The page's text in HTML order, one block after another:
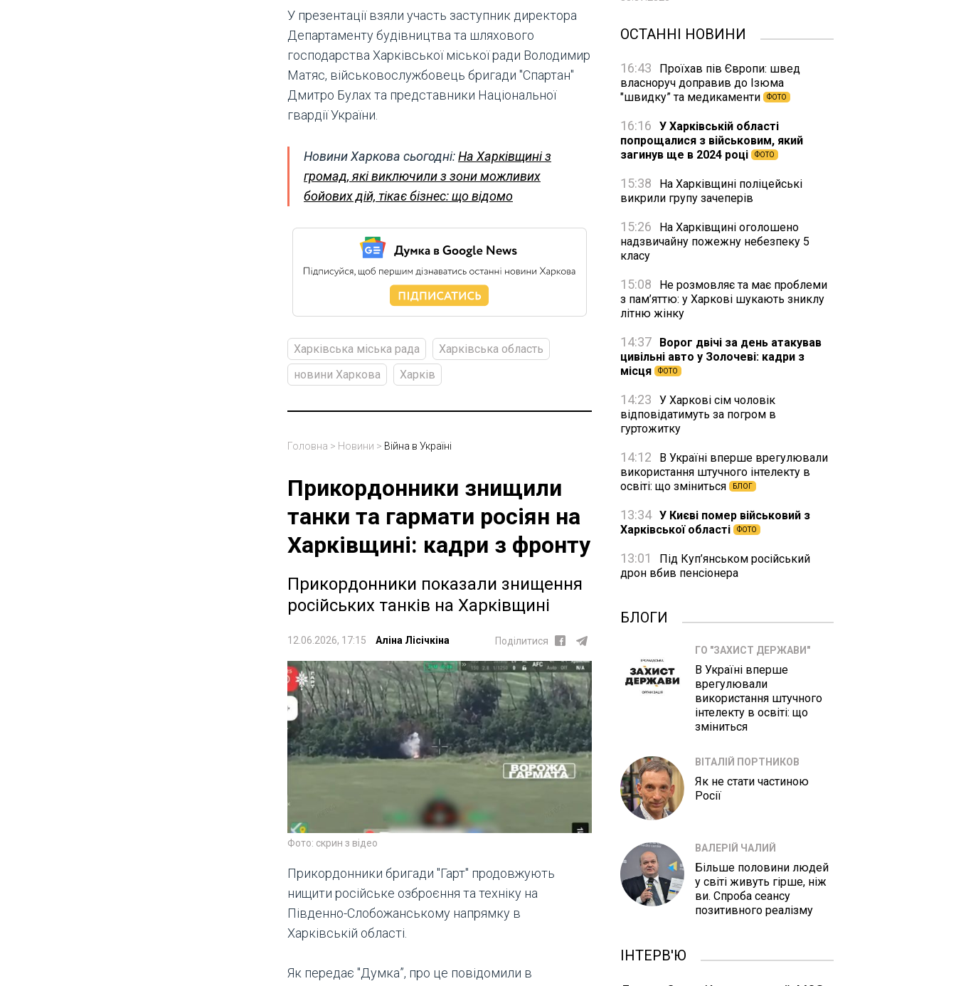
У презентації взяли участь заступник директора
Департаменту будівництва та шляхового
господарства Харківської міської ради Володимир
Матяс, військовослужбовець бригади "Спартан"
Дмитро Булах та представники Національної
гвардії України.
Новини Харкова сьогодні:На Харківщині з
громад, які виключили з зони можливих
бойових дій, тікає бізнес: що відомо
Харківська міська рада
Харківська область
новини Харкова
Харків
Головна > Новини > Війна в Україні
Прикордонники знищили
танки та гармати росіян на
Харківщині: кадри з фронту
Прикордонники показали знищення
російських танків на Харківщині
12.06.2026, 17:15 Аліна Лісічкіна Поділитися
Фото: скрин з відео
Прикордонники бригади "Гарт" продовжують
нищити російське озброєння та техніку на
Південно-Слобожанському напрямку в
Харківській області.
Як передає "Думка”, про це повідомили в
ОСТАННІ НОВИНИ
16:43
Проїхав пів Європи: швед
власноруч доправив до Ізюма
"швидку” та медикаменти
ФОТО
16:16
У Харківській області
попрощалися з військовим, який
загинув ще в 2024 році
ФОТО
15:38
На Харківщині поліцейські
викрили групу зачеперів
15:26
На Харківщині оголошено
надзвичайну пожежну небезпеку 5
класу
15:08
Не розмовляє та має проблеми
з пам’яттю: у Харкові шукають зниклу
літню жінку
14:37
Ворог двічі за день атакував
цивільні авто у Золочеві: кадри з
місця
ФОТО
14:23
У Харкові сім чоловік
відповідатимуть за погром в
гуртожитку
14:12
В Україні вперше врегулювали
використання штучного інтелекту в
освіті: що зміниться
БЛОГ
13:34 У Києві помер військовий з
Харківської області
ФОТО
13:01
Під Куп’янськом російський
дрон вбив пенсіонера
БЛОГИ
ГО "ЗАХИСТ ДЕРЖАВИ"
В Україні вперше
врегулювали
використання штучного
інтелекту в освіті: що
зміниться
ВІТАЛІЙ ПОРТНИКОВ
Як не стати частиною
Росії
ВАЛЕРІЙ ЧАЛИЙ
Більше половини людей
у світі живуть гірше, ніж
ви. Спроба сеансу
позитивного реалізму
ІНТЕРВ'Ю